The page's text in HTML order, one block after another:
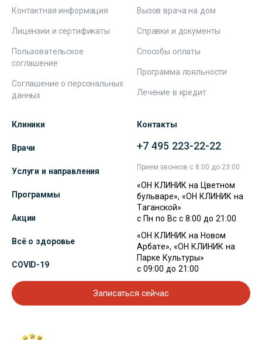
Контактная информация
Лицензии и сертификаты
Пользовательское
соглашение
Соглашение о персональных
данных
Вызов врача на дом
Справки и документы
Способы оплаты
Программа лояльности
Лечение в кредит
Клиники
Врачи
Услуги и направления
Программы
Акции
Всё о здоровье
COVID-19
Контакты
+7 495 223-22-22
Прием звонков с 8:00 до 23:00
«ОН КЛИНИК на Цветном
бульваре», «ОН КЛИНИК на
Таганской»
с Пн по Вс с 8:00 до 21:00
«ОН КЛИНИК на Новом
Арбате», «ОН КЛИНИК на
Парке Культуры»
с 09:00 до 21:00
Записаться сейчас